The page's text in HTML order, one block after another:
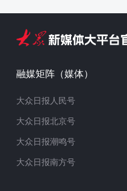
融媒矩阵（媒体）
大众日报人民号
大众日报北京号
大众日报潮鸣号
大众日报南方号